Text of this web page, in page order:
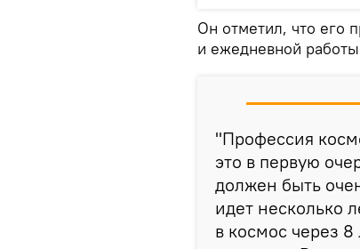
Он отметил, что его
и ежедневной
"Профессия
это в первую
должен быть
идет несколько
в космос через